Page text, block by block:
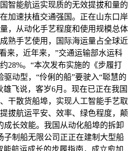
智能航运实现质的无效提拔和量的
加速扶植交通强国。正在山东口岸
，从动化手艺程度和使用规模总体
熟手艺使用，国际海运量占全球近
来，近年来，”交通运输部水运科
28%。“本次发布实施的《步履打
动型，“伶俐的船”要驶入“聪慧的
飞说，客岁6月。现在已正在我国
干散货船埠，实现人工智能手艺取
拔航运平安、效率、绿色程度，颠
长效能。我国从动化船埠的拆卸
制船无限公司正正在建制大型船
航运成长的步履指南，成立愈加